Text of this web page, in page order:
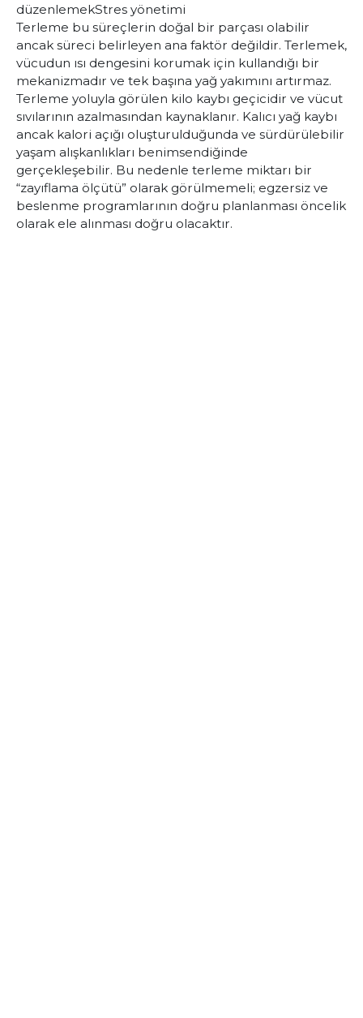
düzenlemekStres yönetimi
Terleme bu süreçlerin doğal bir parçası olabilir
ancak süreci belirleyen ana faktör değildir. Terlemek,
vücudun ısı dengesini korumak için kullandığı bir
mekanizmadır ve tek başına yağ yakımını artırmaz.
Terleme yoluyla görülen kilo kaybı geçicidir ve vücut
sıvılarının azalmasından kaynaklanır. Kalıcı yağ kaybı
ancak kalori açığı oluşturulduğunda ve sürdürülebilir
yaşam alışkanlıkları benimsendiğinde
gerçekleşebilir. Bu nedenle terleme miktarı bir
“zayıflama ölçütü” olarak görülmemeli; egzersiz ve
beslenme programlarının doğru planlanması öncelik
olarak ele alınması doğru olacaktır.